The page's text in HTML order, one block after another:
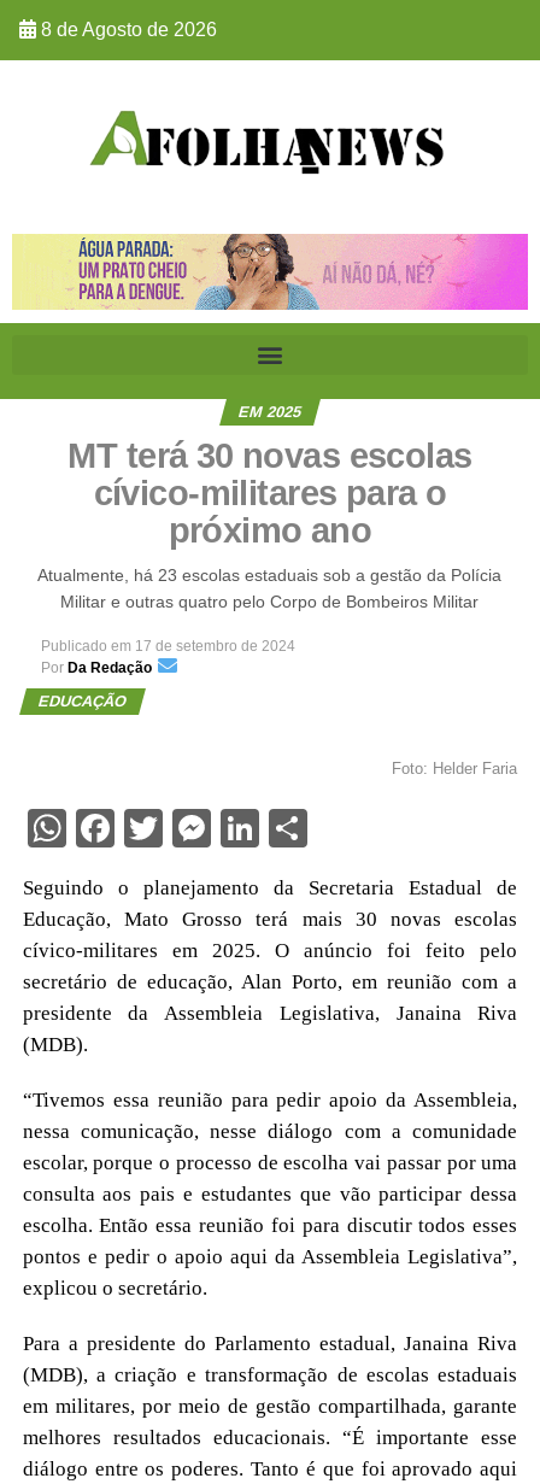
8 de Agosto de 2026
EM 2025
MT terá 30 novas escolas
cívico-militares para o
próximo ano
Atualmente, há 23 escolas estaduais sob a gestão da Polícia
Militar e outras quatro pelo Corpo de Bombeiros Militar
Publicado em 17 de setembro de 2024
Por Da Redação
EDUCAÇÃO
Foto: Helder Faria
WhatsApp
Facebook
Twitter
Messenger
LinkedIn
Share
Seguindo o planejamento da Secretaria Estadual de
Educação, Mato Grosso terá mais 30 novas escolas
cívico-militares em 2025. O anúncio foi feito pelo
secretário de educação, Alan Porto, em reunião com a
presidente da Assembleia Legislativa, Janaina Riva
(MDB).
“Tivemos essa reunião para pedir apoio da Assembleia,
nessa comunicação, nesse diálogo com a comunidade
escolar, porque o processo de escolha vai passar por uma
consulta aos pais e estudantes que vão participar dessa
escolha. Então essa reunião foi para discutir todos esses
pontos e pedir o apoio aqui da Assembleia Legislativa”,
explicou o secretário.
Para a presidente do Parlamento estadual, Janaina Riva
(MDB), a criação e transformação de escolas estaduais
em militares, por meio de gestão compartilhada, garante
melhores resultados educacionais. “É importante esse
diálogo entre os poderes. Tanto é que foi aprovado aqui